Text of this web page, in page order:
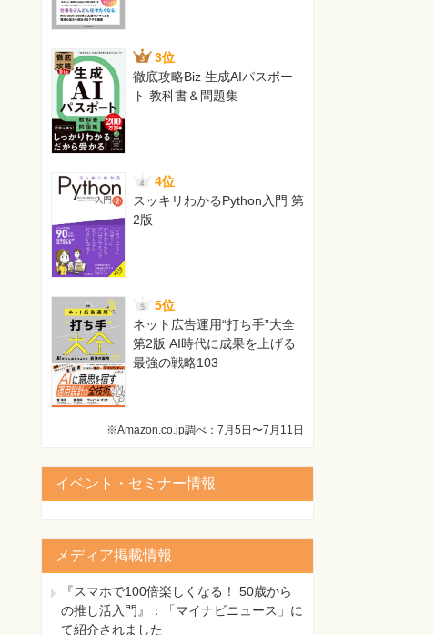
3位
徹底攻略Biz 生成AIパスポー
ト 教科書＆問題集
4位
スッキリわかるPython入門 第
2版
5位
ネット広告運用“打ち手”大全
第2版 AI時代に成果を上げる
最強の戦略103
※Amazon.co.jp調べ：7月5日〜7月11日
イベント・セミナー情報
メディア掲載情報
『スマホで100倍楽しくなる！ 50歳から
の推し活入門』：「マイナビニュース」に
て紹介されました